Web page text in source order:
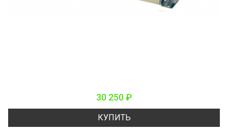
30 250 ₽
КУПИТЬ